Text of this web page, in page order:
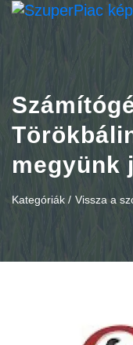
megyünk
Kategóriák / Vissza a